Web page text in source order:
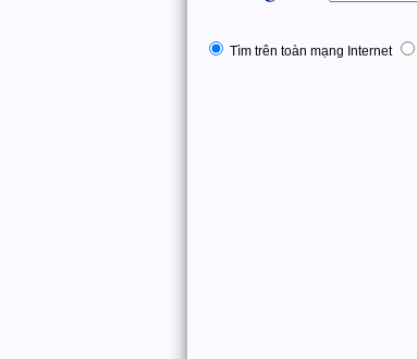
Tìm trên toàn mạng Internet